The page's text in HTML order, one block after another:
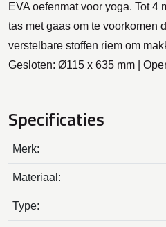
EVA oefenmat voor yoga. Tot 4
tas met gaas om te voorkomen
verstelbare stoffen riem om
Gesloten: Ø115 x 635 mm |
Specificaties
Merk:
Materiaal:
Type: